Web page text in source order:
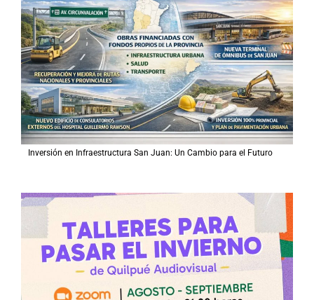
Inversión en Infraestructura San Juan: Un Cambio para el Futuro